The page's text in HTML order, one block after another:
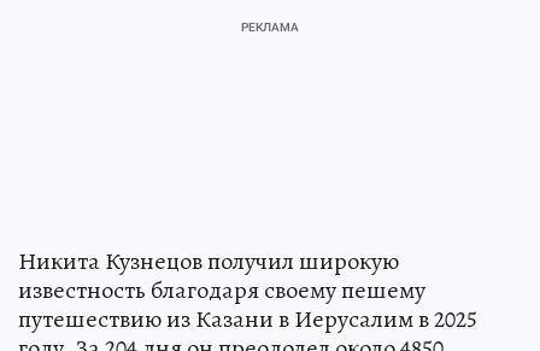
Никита Кузнецов получил широкую
известность благодаря своему пешему
путешествию из Казани в Иерусалим в 2025